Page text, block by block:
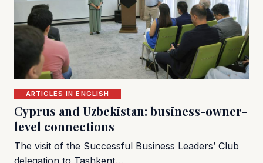
ARTICLES IN ENGLISH
Cyprus and Uzbekistan: business-owner-
level connections
The visit of the Successful Business Leaders’ Club